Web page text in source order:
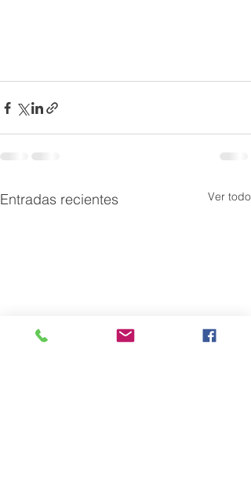
Entradas recientes Ver todo